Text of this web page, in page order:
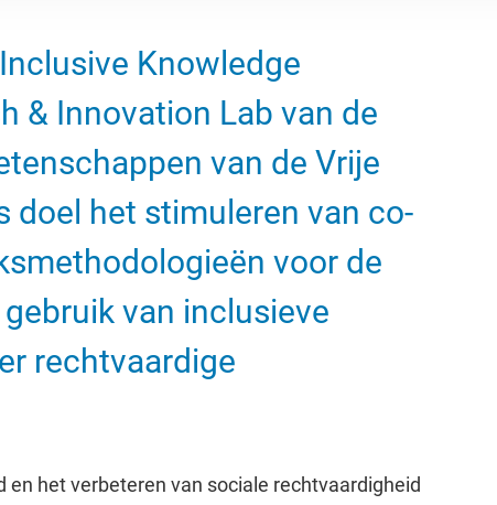
Knowledge
& Innovation Lab van de
van de Vrije
doel het stimuleren van co-
voor de
van inclusieve
rechtvaardige
en het verbeteren van sociale rechtvaardigheid